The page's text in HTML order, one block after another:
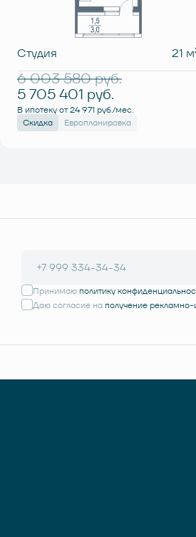
Студия 21 м
6 003 580руб.
5 705 401 руб.
В ипотеку от 24 971 руб./мес.
Скидка
Европланировка
Принимаю политику
Даю согласие на получение